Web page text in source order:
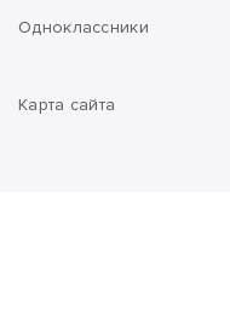
Одноклассники
Карта сайта